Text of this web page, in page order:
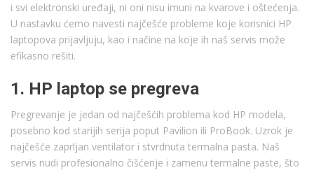
i svi elektronski uređaji, ni oni nisu imuni na kvarove i oštećenja.
U nastavku ćemo navesti najčešće probleme koje korisnici HP
laptopova prijavljuju, kao i načine na koje ih naš servis može
efikasno rešiti.
1. HP laptop se pregreva
Pregrevanje je jedan od najčešćih problema kod HP modela,
posebno kod starijih serija poput Pavilion ili ProBook. Uzrok je
najčešće zaprljan ventilator i stvrdnuta termalna pasta. Naš
servis nudi profesionalno čišćenje i zamenu termalne paste, što